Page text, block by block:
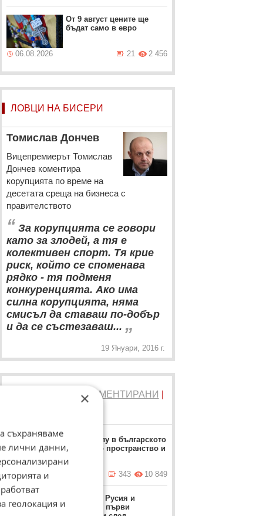
От 9 август цените ще
бъдат само в евро
06.08.2026 2 456
21
ЛОВЦИ НА БИСЕРИ
Томислав Дончев
Вицепремиерът Томислав
Дончев коментира
корупцията по време на
десетата среща на бизнеса с
правителството
“ За корупцията се говори
като за злодей, а тя е
колективен спорт. Тя крие
риск, който се споменава
рядко - тя подменя
конкуренцията. Ако има
силна корупцията, няма
смисъл да ставаш по-добър
и да се състезаваш... „
19 Януари, 2016 г.
|КОМЕНТИРАНИ
Дрон нахлу в българското
въздушно пространство и
вчера в 12:26 ч.
10 849
343
Румъния, Русия и
Украйна с първи
×
съхраняваме
лични данни,
и
геолокация и